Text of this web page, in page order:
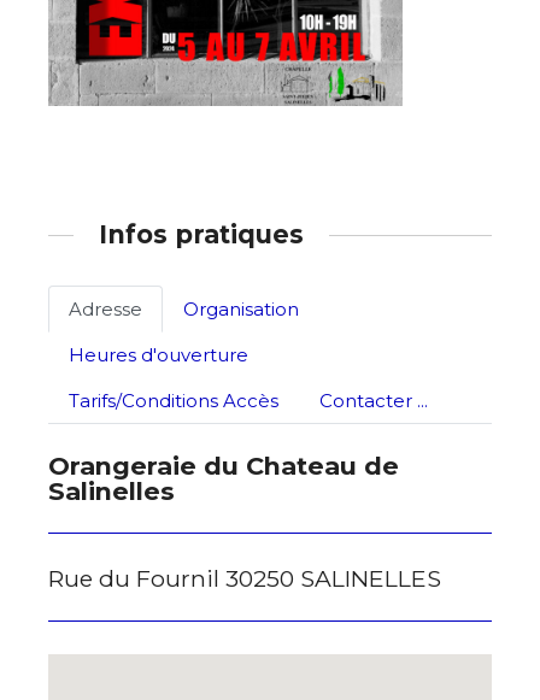
J'accepte lestermes et conditions
Nom
Prénom
termes et conditions
* Champ obligatoire
Infos pratiques
Adresse
Organisation
Heures d'ouverture
Tarifs/Conditions Accès
Contacter ...
Orangeraie du Chateau de
Salinelles
Rue du Fournil 30250 SALINELLES